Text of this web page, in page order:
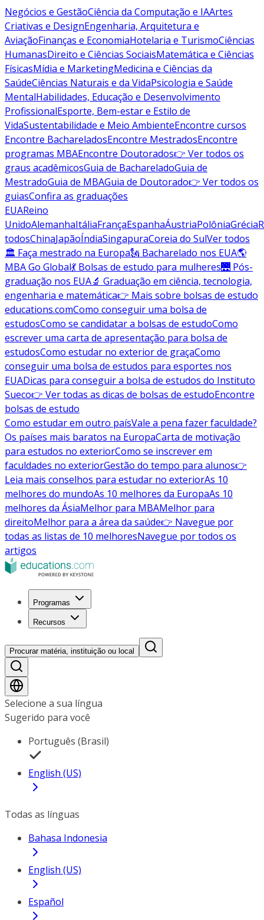
Negócios e GestãoCiência da Computação e IAArtes
Criativas e DesignEngenharia, Arquitetura e
AviaçãoFinanças e EconomiaHotelaria e TurismoCiências
HumanasDireito e Ciências SociaisMatemática e Ciências
FísicasMídia e MarketingMedicina e Ciências da
SaúdeCiências Naturais e da VidaPsicologia e Saúde
MentalHabilidades, Educação e Desenvolvimento
ProfissionalEsporte, Bem-estar e Estilo de
VidaSustentabilidade e Meio AmbienteEncontre cursos
Encontre BachareladosEncontre MestradosEncontre
programas MBAEncontre Doutorados👉 Ver todos os
graus acadêmicosGuia de BachareladoGuia de
MestradoGuia de MBAGuia de Doutorado👉 Ver todos os
guiasConfira as graduações
EUAReino
UnidoAlemanhaItáliaFrançaEspanhaÁustriaPolôniaGrécia
todosChinaJapãoÍndiaSingapuraCoreia do SulVer todos
🏛 Faça mestrado na Europa🗽 Bacharelado nos EUA🌎
MBA Go Global💃 Bolsas de estudo para mulheres🌉 Pós-
graduação nos EUA🔬 Graduação em ciência, tecnologia,
engenharia e matemática👉 Mais sobre bolsas de estudo
educations.comComo conseguir uma bolsa de
estudosComo se candidatar a bolsas de estudoComo
escrever uma carta de apresentação para bolsa de
estudosComo estudar no exterior de graçaComo
conseguir uma bolsa de estudos para esportes nos
EUADicas para conseguir a bolsa de estudos do Instituto
Sueco👉 Ver todas as dicas de bolsas de estudoEncontre
bolsas de estudo
Como estudar em outro paísVale a pena fazer faculdade?
Os países mais baratos na EuropaCarta de motivação
para estudos no exteriorComo se inscrever em
faculdades no exteriorGestão do tempo para alunos👉
Leia mais conselhos para estudar no exteriorAs 10
melhores do mundoAs 10 melhores da EuropaAs 10
melhores da ÁsiaMelhor para MBAMelhor para
direitoMelhor para a área da saúde👉 Navegue por
todas as listas de 10 melhoresNavegue por todos os
artigos
Programas
Recursos
Procurar matéria, instituição ou local
Selecione a sua língua
Sugerido para você
Português (Brasil)
English (US)
Todas as línguas
Bahasa Indonesia
English (US)
Español